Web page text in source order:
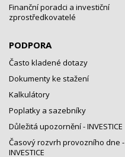
Finanční poradci a investiční
zprostředkovatelé
PODPORA
Často kladené dotazy
Dokumenty ke stažení
Kalkulátory
Poplatky a sazebníky
Důležitá upozornění - INVESTICE
Časový rozvrh provozního dne -
INVESTICE